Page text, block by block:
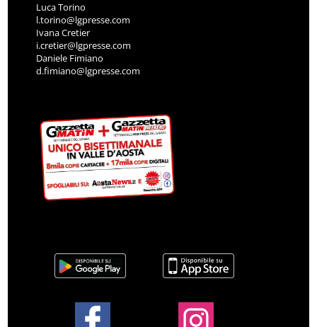
Luca Torino
l.torino@lgpresse.com
Ivana Cretier
i.cretier@lgpresse.com
Daniele Fimiano
d.fimiano@lgpresse.com